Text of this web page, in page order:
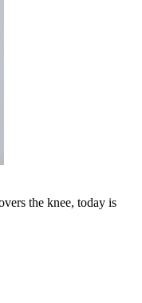
the knee, today is